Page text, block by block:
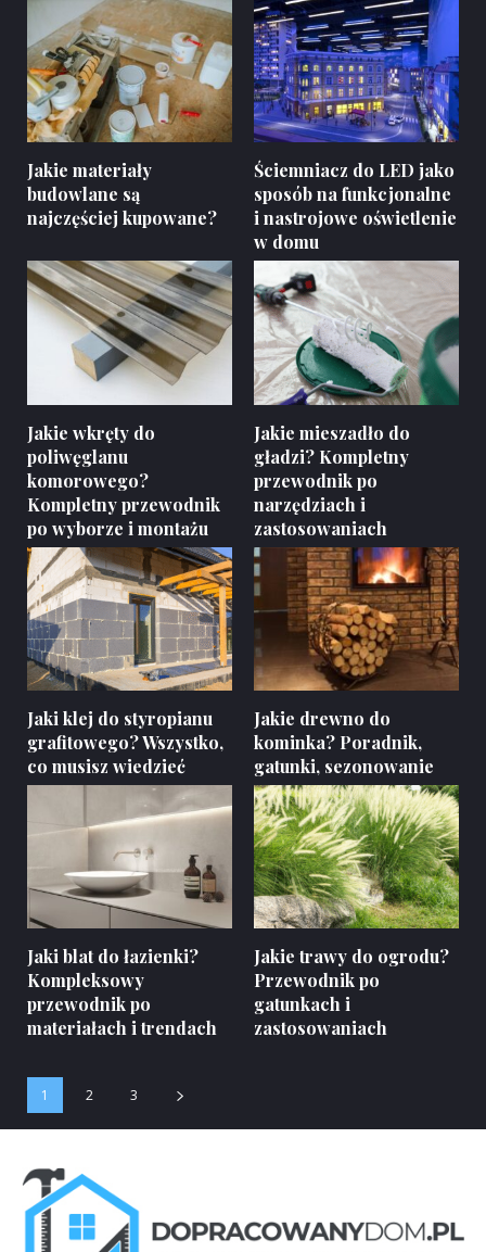
Jakie materiały
budowlane są
najczęściej kupowane?
Ściemniacz do LED jako
sposób na funkcjonalne
i nastrojowe oświetlenie
w domu
Jakie wkręty do
poliwęglanu
komorowego?
Kompletny przewodnik
po wyborze i montażu
Jakie mieszadło do
gładzi? Kompletny
przewodnik po
narzędziach i
zastosowaniach
Jaki klej do styropianu
grafitowego? Wszystko,
co musisz wiedzieć
Jakie drewno do
kominka? Poradnik,
gatunki, sezonowanie
Jaki blat do łazienki?
Kompleksowy
przewodnik po
materiałach i trendach
Jakie trawy do ogrodu?
Przewodnik po
gatunkach i
zastosowaniach
1 2 3